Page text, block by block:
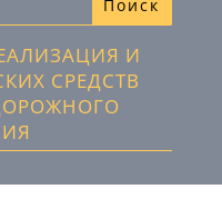
И
СРЕДСТВ